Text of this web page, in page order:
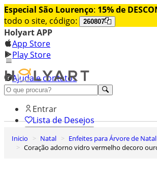
Especial São Lourenço: 15% de
todo o site, código:
260807
Holyart APP
App Store
Play Store
Ajuda e contatos
Conheça premium
Entrar
Lista de Desejos
Carrinho de Compras
Inicio Natal Enfeites para Árvore de Natal
Coração adorno vidro vermelho decoro